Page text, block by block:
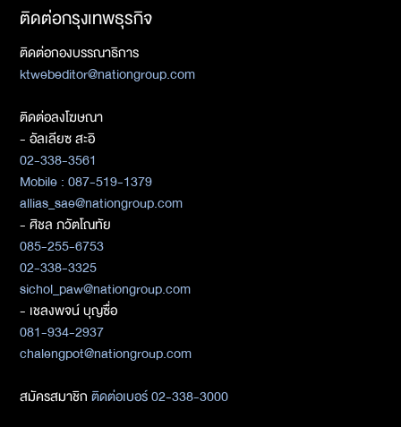
ติดต่อกรุงเทพธุรกิจ
ติดต่อกองบรรณาธิการ
ktwebeditor@nationgroup.com
ติดต่อลงโฆษณา
- อัลเลียซ สะอิ
02-338-3561
Mobile : 087-519-1379
allias_sae@nationgroup.com
- ศิชล ภวัตโณทัย
085-255-6753
02-338-3325
sichol_paw@nationgroup.com
- เชลงพจน์ บุญซื่อ
081-934-2937
chalengpot@nationgroup.com
สมัครสมาชิกติดต่อเบอร์ 02-338-3000